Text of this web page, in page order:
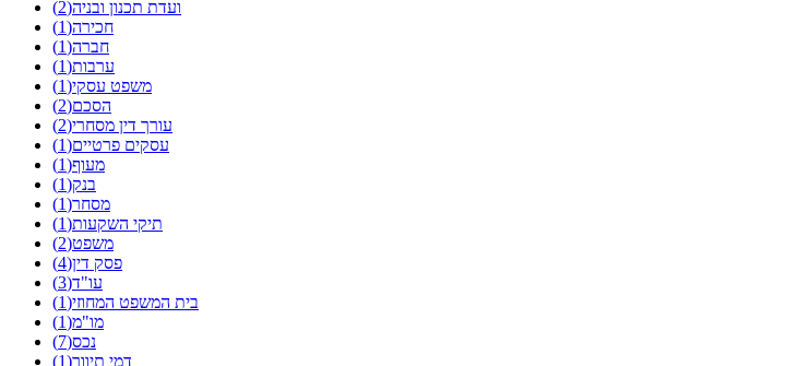
ועדת תכנון ובניה(2)
חכירה(1)
חברה(1)
ערבות(1)
משפט עסקי(1)
הסכם(2)
עורך דין מסחרי(2)
עסקים פרטיים(1)
מעוף(1)
בנק(1)
מסחר(1)
תיקי השקעות(1)
משפט(2)
פסק דין(4)
עו"ד(3)
בית המשפט המחוזי(1)
מו"מ(1)
נכס(7)
דמי תיווך(1)